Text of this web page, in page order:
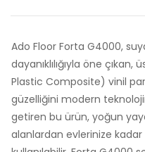
Ado Floor Forta G4000,
dayanıklılığıyla öne
Plastic Composite) vinil
güzelliğini modern
getiren bu ürün, yoğun
alanlardan evlerinize